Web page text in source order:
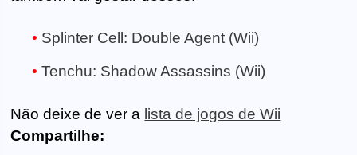
Splinter Cell: Double Agent (Wii)
Tenchu: Shadow Assassins (Wii)
Não deixe de ver a lista de jogos de Wii
Compartilhe: